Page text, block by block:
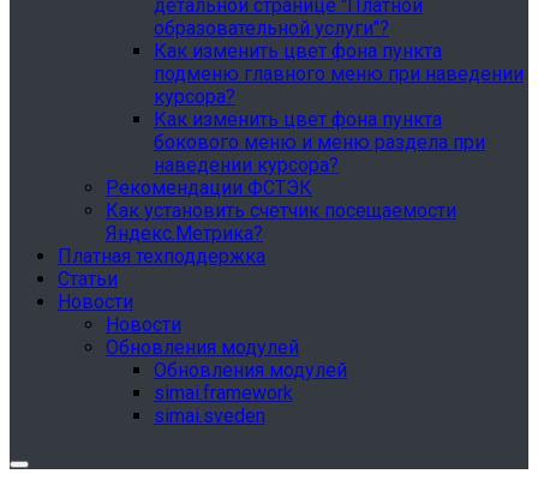
детальной странице "Платной
образовательной услуги"?
Как изменить цвет фона пункта
подменю главного меню при наведении
курсора?
Как изменить цвет фона пункта
бокового меню и меню раздела при
наведении курсора?
Рекомендации ФСТЭК
Как установить счетчик посещаемости
Яндекс.Метрика?
Платная техподдержка
Статьи
Новости
Новости
Обновления модулей
Обновления модулей
simai.framework
simai.sveden